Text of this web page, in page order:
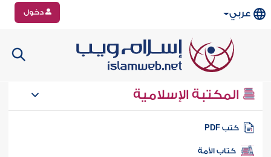
عربي دخول
المكتبة الإسلامية
كتب PDF